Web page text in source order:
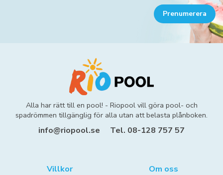
Prenumerera
Alla har rätt till en pool! - Riopool vill göra pool- och
spadrömmen tillgänglig för alla utan att belasta plånboken.
info@riopool.se Tel. 08-128 757 57
Villkor
Om oss